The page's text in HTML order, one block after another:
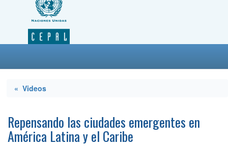
« Videos
Repensando las ciudades emergentes en
América Latina y el Caribe